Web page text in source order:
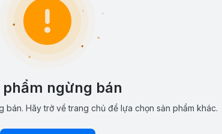
phẩm ngừng bán
bán. Hãy trở về trang chủ để lựa chọn sản phẩm khác.